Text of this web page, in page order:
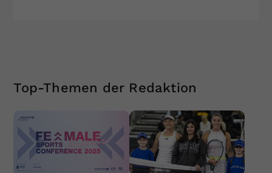
Top-Themen der Redaktion